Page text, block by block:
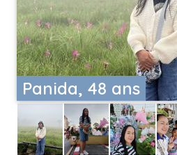
Panida, 48 ans